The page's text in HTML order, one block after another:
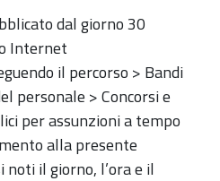
dal giorno 30
Internet
il percorso > Bandi
personale > Concorsi e
per assunzioni a tempo
alla presente
noti il giorno, l’ora e il